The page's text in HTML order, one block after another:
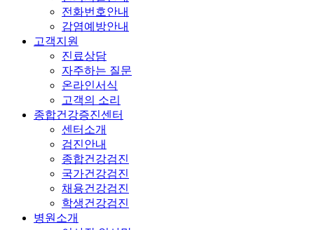
전화번호안내
감염예방안내
고객지원
진료상담
자주하는 질문
온라인서식
고객의 소리
종합건강증진센터
센터소개
검진안내
종합건강검진
국가건강검진
채용건강검진
학생건강검진
병원소개